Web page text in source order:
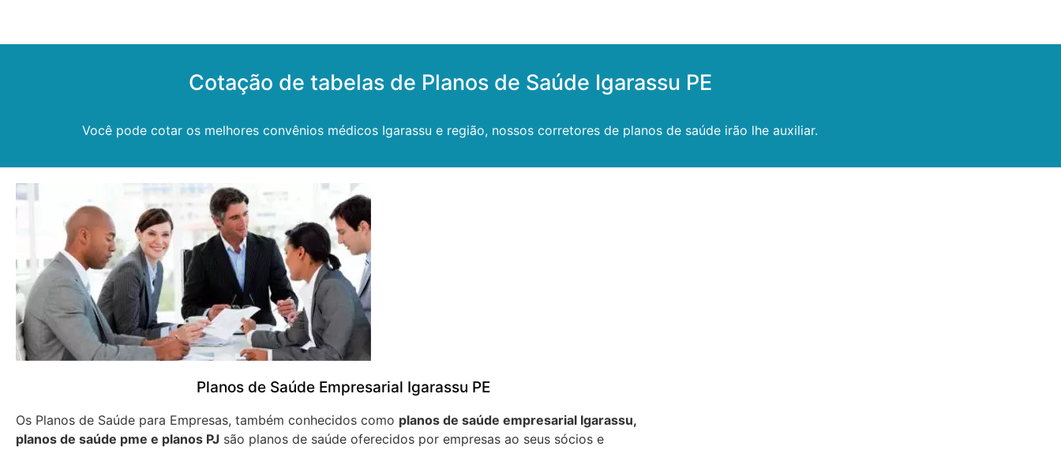
Cotação de tabelas de Planos de Saúde Igarassu PE
Você pode cotar os melhores convênios médicos Igarassu e região, nossos corretores de planos de saúde irão lhe auxiliar.
Planos de Saúde Empresarial Igarassu PE
Os Planos de Saúde para Empresas, também conhecidos como planos de saúde empresarial Igarassu,
planos de saúde pme e planos PJ são planos de saúde oferecidos por empresas ao seus sócios e